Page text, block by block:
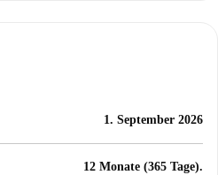
1. September 2026
12 Monate (365 Tage).